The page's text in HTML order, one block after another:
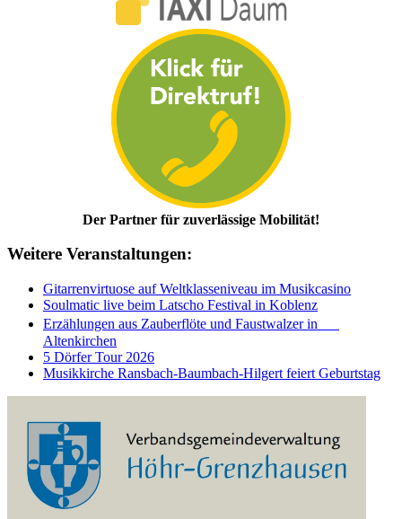
Der Partner für zuverlässige Mobilität!
Weitere Veranstaltungen:
Gitarrenvirtuose auf Weltklasseniveau im Musikcasino
Soulmatic live beim Latscho Festival in Koblenz
Erzählungen aus Zauberflöte und Faustwalzer in
Altenkirchen
5 Dörfer Tour 2026
Musikkirche Ransbach-Baumbach-Hilgert feiert Geburtstag